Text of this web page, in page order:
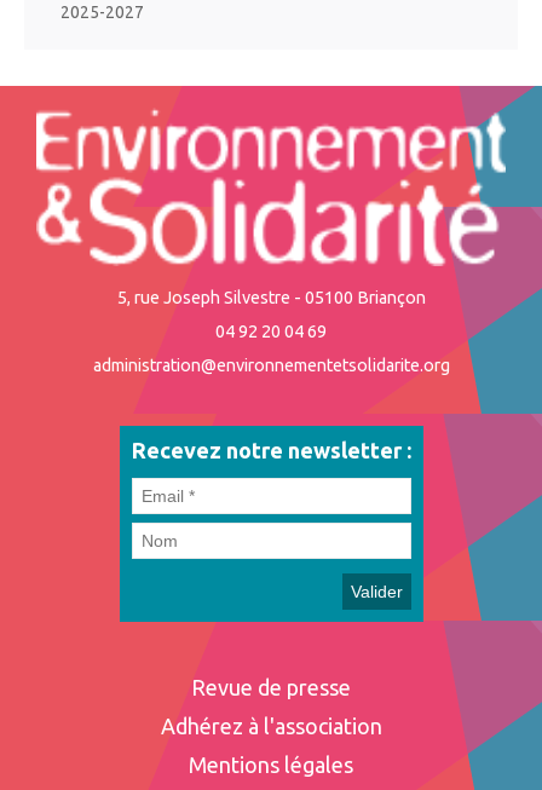
2025-2027
5, rue Joseph Silvestre - 05100 Briançon
04 92 20 04 69
administration@environnementetsolidarite.org
Recevez notre newsletter :
Revue de presse
Adhérez à l'association
Mentions légales